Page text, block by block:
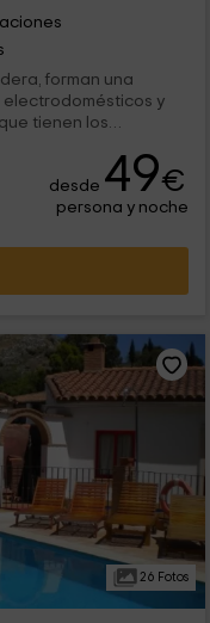
forman una
electrodomésticos y
desde 49€
persona y noche
26 Fotos